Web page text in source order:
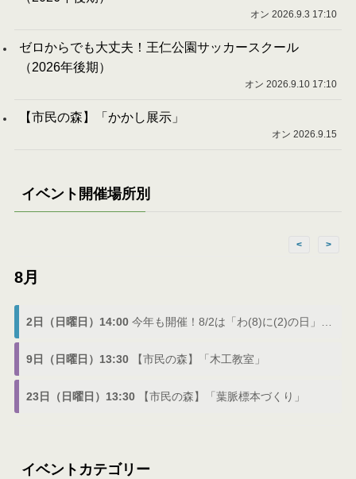
オン 2026.9.3 17:10
ゼロからでも大丈夫！王仁公園サッカースクール
（2026年後期）
オン 2026.9.10 17:10
【市民の森】「かかし展示」
オン 2026.9.15
イベント開催場所別
< >
8月
2日（日曜日）14:00 今年も開催！8/2は「わ(8)に(2)の日」でわにフェス
9日（日曜日）13:30 【市民の森】「木工教室」
23日（日曜日）13:30 【市民の森】「葉脈標本づくり」
イベントカテゴリー